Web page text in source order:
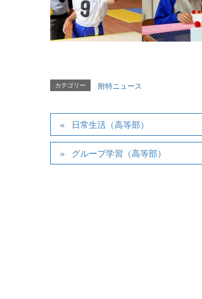
カテゴリー 附特ニュース
日常生活（高等部）
グループ学習（高等部）